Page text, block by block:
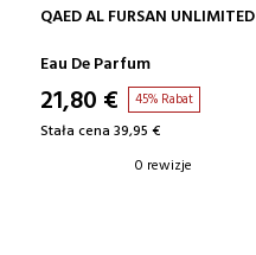
DODAJ DO KOSZYKA
QAED AL FURSAN UNLIMITED
Eau De Parfum
21,80 € 45% Rabat
Stała cena 39,95 €
0 rewizje